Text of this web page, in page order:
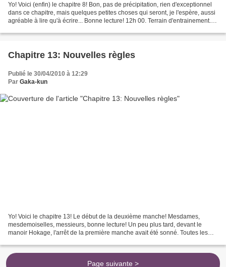
Yo! Voici (enfin) le chapitre 8! Bon, pas de précipitation, rien d'exceptionnel
dans ce chapitre, mais quelques petites choses qui seront, je l'espère, aussi
agréable à lire qu'à écrire... Bonne lecture! 12h 00. Terrain d'entrainement.
Chapitre 13: Nouvelles règles
Publié le 30/04/2010 à 12:29
Par Gaka-kun
Yo! Voici le chapitre 13! Le début de la deuxième manche! Mesdames,
mesdemoiselles, messieurs, bonne lecture! Un peu plus tard, devant le
manoir Hokage, l'arrêt de la première manche avait été sonné. Toutes les
Page suivante >